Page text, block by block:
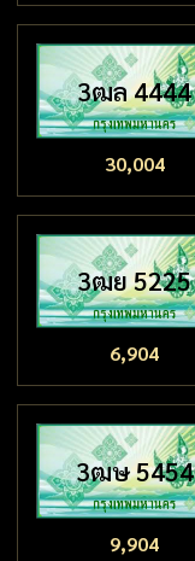
3ฒล 4444
30,004
3ฒย 5225
6,904
3ฒษ 5454
9,904